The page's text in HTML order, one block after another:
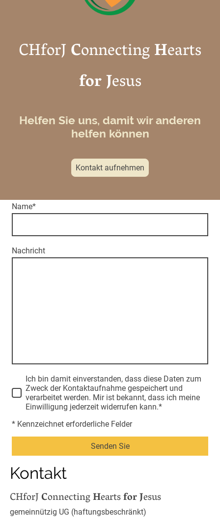
CHforJConnectingHearts
forJesus
Helfen Sie uns, damit wir anderen
helfen können
Kontakt aufnehmen
Name*
Nachricht
Ich bin damit einverstanden, dass diese Daten zum
Zweck der Kontaktaufnahme gespeichert und
verarbeitet werden. Mir ist bekannt, dass ich meine
Einwilligung jederzeit widerrufen kann.*
* Kennzeichnet erforderliche Felder
Senden Sie
Kontakt
CHforJConnectingHeartsforJesus
gemeinnützig UG (haftungsbeschränkt)